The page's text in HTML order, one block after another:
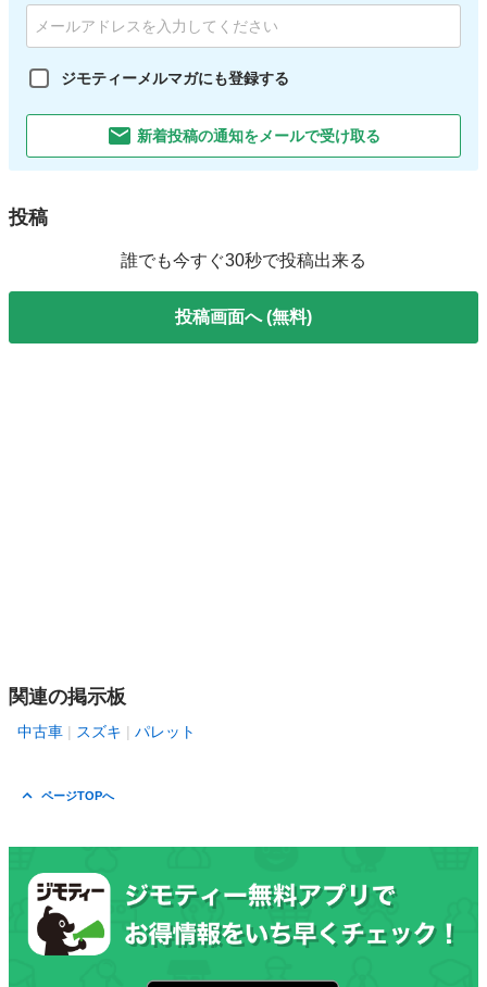
ジモティーメルマガにも登録する
新着投稿の通知をメールで受け取る
投稿
誰でも今すぐ30秒で投稿出来る
投稿画面へ (無料)
関連の掲示板
中古車 スズキ パレット
ページTOPへ